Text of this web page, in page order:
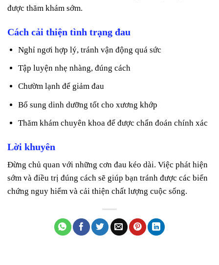
được thăm khám sớm.
Cách cải thiện tình trạng đau
Nghỉ ngơi hợp lý, tránh vận động quá sức
Tập luyện nhẹ nhàng, đúng cách
Chườm lạnh để giảm đau
Bổ sung dinh dưỡng tốt cho xương khớp
Thăm khám chuyên khoa để được chẩn đoán chính xác
Lời khuyên
Đừng chủ quan với những cơn đau kéo dài. Việc phát hiện
sớm và điều trị đúng cách sẽ giúp bạn tránh được các biến
chứng nguy hiểm và cải thiện chất lượng cuộc sống.